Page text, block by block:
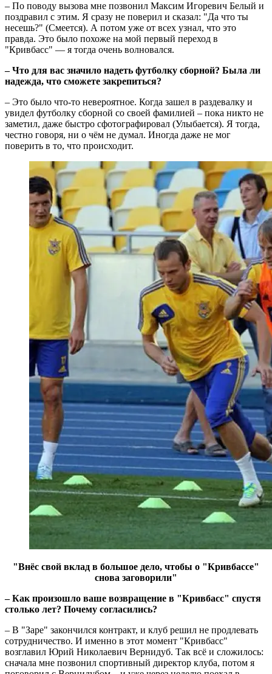
– По поводу вызова мне позвонил Максим Игоревич Белый и
поздравил с этим. Я сразу не поверил и сказал: "Да что ты
несешь?" (Смеется). А потом уже от всех узнал, что это
правда. Это было похоже на мой первый переход в
"Кривбасс" — я тогда очень волновался.
– Что для вас значило надеть футболку сборной? Была ли
надежда, что сможете закрепиться?
– Это было что-то невероятное. Когда зашел в раздевалку и
увидел футболку сборной со своей фамилией – пока никто не
заметил, даже быстро сфотографировал (Улыбается). Я тогда,
честно говоря, ни о чём не думал. Иногда даже не мог
поверить в то, что происходит.
"Внёс свой вклад в большое дело, чтобы о "Кривбассе"
снова заговорили"
– Как произошло ваше возвращение в "Кривбасс" спустя
столько лет? Почему согласились?
– В "Заре" закончился контракт, и клуб решил не продлевать
сотрудничество. И именно в этот момент "Кривбасс"
возглавил Юрий Николаевич Вернидуб. Так всё и сложилось:
сначала мне позвонил спортивный директор клуба, потом я